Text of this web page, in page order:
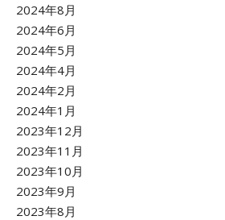
2024年8月
2024年6月
2024年5月
2024年4月
2024年2月
2024年1月
2023年12月
2023年11月
2023年10月
2023年9月
2023年8月